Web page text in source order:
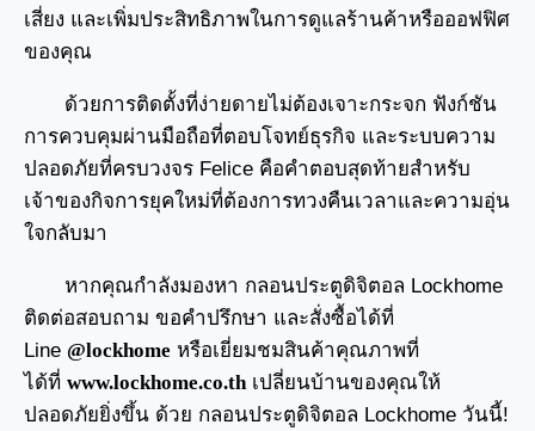
เสี่ยง และเพิ่มประสิทธิภาพในการดูแลร้านค้าหรือออฟฟิศ
ของคุณ
ด้วยการติดตั้งที่ง่ายดายไม่ต้องเจาะกระจก ฟังก์ชัน
การควบคุมผ่านมือถือที่ตอบโจทย์ธุรกิจ และระบบความ
ปลอดภัยที่ครบวงจร Felice คือคำตอบสุดท้ายสำหรับ
เจ้าของกิจการยุคใหม่ที่ต้องการทวงคืนเวลาและความอุ่น
ใจกลับมา
หากคุณกำลังมองหา กลอนประตูดิจิตอล Lockhome
ติดต่อสอบถาม ขอคำปรึกษา และสั่งซื้อได้ที่
Line @lockhome หรือเยี่ยมชมสินค้าคุณภาพที่
ได้ที่ www.lockhome.co.thเปลี่ยนบ้านของคุณให้
ปลอดภัยยิ่งขึ้น ด้วย กลอนประตูดิจิตอล Lockhome วันนี้!